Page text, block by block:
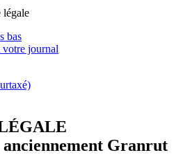
légale
bas
votre journal
anciennement Granrut